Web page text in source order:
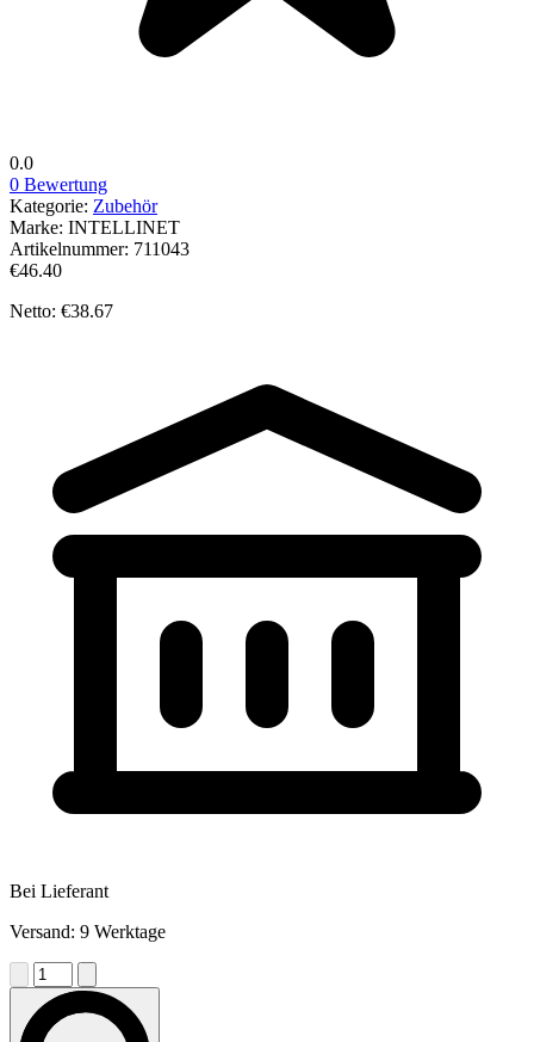
0.0
0 Bewertung
Kategorie: Zubehör
Marke: INTELLINET
Artikelnummer: 711043
€46.40
Netto: €38.67
Bei Lieferant
Versand: 9 Werktage